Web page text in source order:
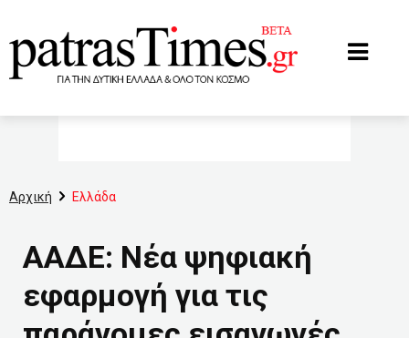
Αρχική Ελλάδα
ΑΑΔΕ: Νέα ψηφιακή
εφαρμογή για τις